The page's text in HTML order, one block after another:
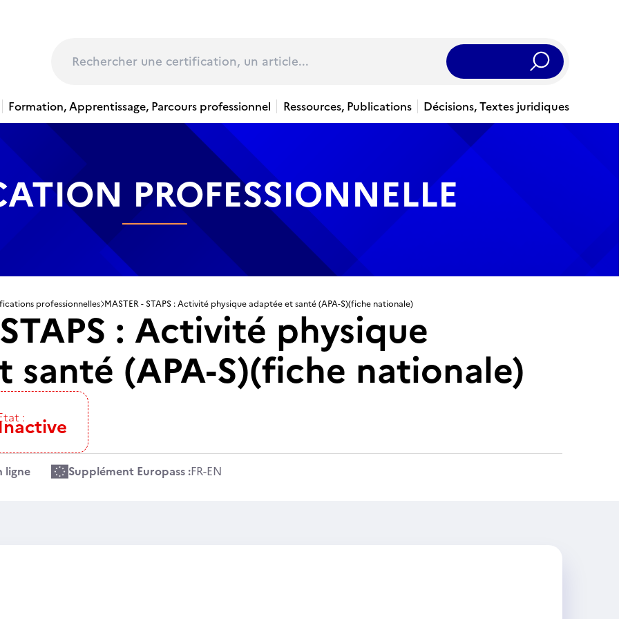
Rechercher
Formation, Apprentissage, Parcours professionnel Ressources, Publications Décisions, Textes juridiques
PROFESSIONNELLE
professionnelles MASTER - STAPS : Activité physique adaptée et santé (APA-S)(fiche nationale)
: Activité physique
santé (APA-S)(fiche nationale)
:
ligne Supplément Europass :FR-EN